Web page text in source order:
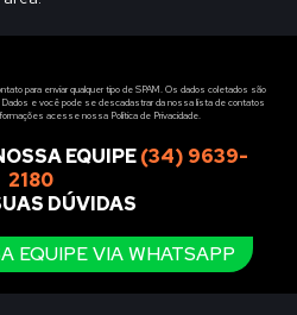
para enviar qualquer tipo de SPAM. Os dados coletados são
e você pode se descadastrar da nossa lista de contatos
acesse nossa Política de Privacidade.
EQUIPE(34) 9639-
2180
DÚVIDAS
EQUIPE VIA WHATSAPP